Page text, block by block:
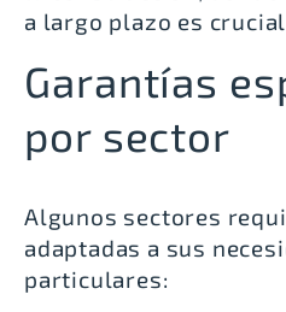
a largo plazo es
Garantías
por sector
Algunos sectores
adaptadas a sus
particulares: